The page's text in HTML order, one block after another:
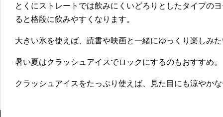
とくにストレートでは飲みにくいどろりとしたタイプの
ると格段に飲みやすくなります。
大きい氷を使えば、読書や映画と一緒にゆっくり楽しみ
暑い夏はクラッシュアイスでロックにするのもおすすめ。
クラッシュアイスをたっぷり使えば、見た目にも涼やか